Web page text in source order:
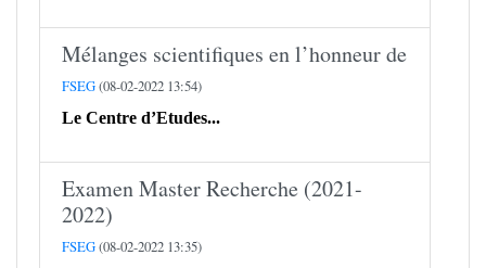
Mélanges scientifiques en l’honneur de
FSEG(08-02-2022 13:54)
Le Centre d’Etudes...
Examen Master Recherche (2021-
2022)
FSEG(08-02-2022 13:35)